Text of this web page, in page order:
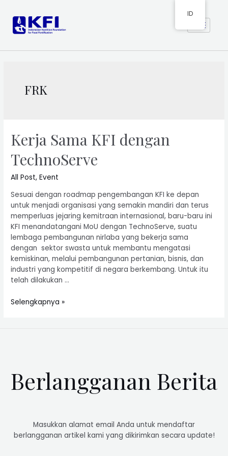
FRK
Kerja Sama KFI dengan
TechnoServe
All Post,Event
Sesuai dengan roadmap pengembangan KFI ke depan
untuk menjadi organisasi yang semakin mandiri dan terus
memperluas jejaring kemitraan internasional, baru-baru ini
KFI menandatangani MoU dengan TechnoServe, suatu
lembaga pembangunan nirlaba yang bekerja sama
dengan sektor swasta untuk membantu mengatasi
kemiskinan, melalui pembangunan pertanian, bisnis, dan
industri yang kompetitif di negara berkembang. Untuk itu
telah dilakukan …
Selengkapnya »
Berlangganan Berita
Masukkan alamat email Anda untuk mendaftar
berlangganan artikel kami yang dikirimkan secara update!
ID